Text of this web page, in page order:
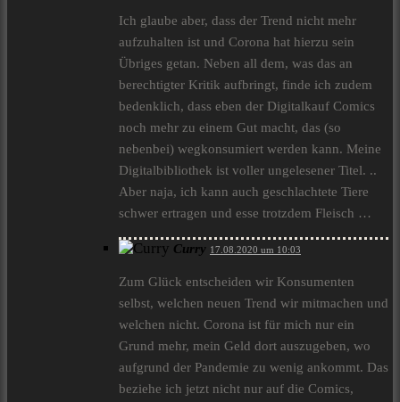
Ich glaube aber, dass der Trend nicht mehr
aufzuhalten ist und Corona hat hierzu sein
Übriges getan. Neben all dem, was das an
berechtigter Kritik aufbringt, finde ich zudem
bedenklich, dass eben der Digitalkauf Comics
noch mehr zu einem Gut macht, das (so
nebenbei) wegkonsumiert werden kann. Meine
Digitalbibliothek ist voller ungelesener Titel. ..
Aber naja, ich kann auch geschlachtete Tiere
schwer ertragen und esse trotzdem Fleisch …
Curry 17.08.2020 um 10:03
Zum Glück entscheiden wir Konsumenten
selbst, welchen neuen Trend wir mitmachen und
welchen nicht. Corona ist für mich nur ein
Grund mehr, mein Geld dort auszugeben, wo
aufgrund der Pandemie zu wenig ankommt. Das
beziehe ich jetzt nicht nur auf die Comics,